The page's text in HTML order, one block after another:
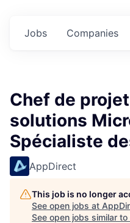
Jobs Companies
Chef de
solutions
Spécialiste
AppDirect
This job is no longer
See open jobs at
See open jobs similar to